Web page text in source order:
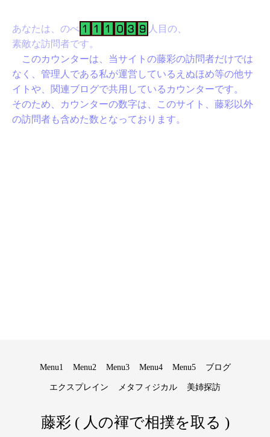
あなたは、のべ
人目の、
素敵な訪問者です。
このカウンターは、当サイトの藤彩の訪問者だけでは
なく、管理人である私が運営しているえぬほめ等の他サ
イトや、関連ブログで共用しているカウンターです。
そのため、カウンターの数字は、このサイト、藤彩以外
の訪問者も含めた数となっております。
Menu1 Menu2 Menu3 Menu4 Menu5 ブログ
エクスプレイン メタフィジカル 美姉探訪
藤彩 ( 人の褌で相撲を取る )